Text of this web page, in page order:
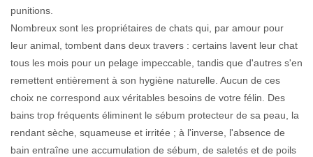
punitions.
Nombreux sont les propriétaires de chats qui, par amour pour
leur animal, tombent dans deux travers : certains lavent leur chat
tous les mois pour un pelage impeccable, tandis que d'autres s'en
remettent entièrement à son hygiène naturelle. Aucun de ces
choix ne correspond aux véritables besoins de votre félin. Des
bains trop fréquents éliminent le sébum protecteur de sa peau, la
rendant sèche, squameuse et irritée ; à l'inverse, l'absence de
bain entraîne une accumulation de sébum, de saletés et de poils